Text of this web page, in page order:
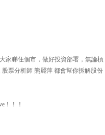
家睇住個市，做好投資部署，無論槓
票分析師 熊麗萍 都會幫你拆解股份
！！！